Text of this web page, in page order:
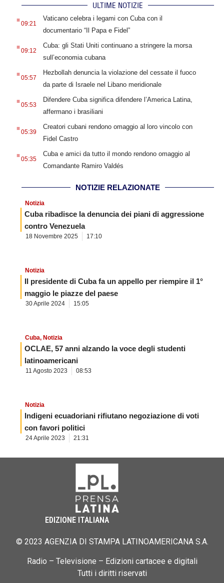
ULTIME NOTIZIE
.09:21
Vaticano celebra i legami con Cuba con il
documentario “Il Papa e Fidel”
.09:12
Cuba: gli Stati Uniti continuano a stringere la morsa
sull’economia cubana
.05:57
Hezbollah denuncia la violazione del cessate il fuoco
da parte di Israele nel Libano meridionale
.05:53
Difendere Cuba significa difendere l’America Latina,
affermano i brasiliani
.05:39
Creatori cubani rendono omaggio al loro vincolo con
Fidel Castro
.05:35
Cuba e amici da tutto il mondo rendono omaggio al
Comandante Ramiro Valdés
NOTIZIE RELAZIONATE
Notizia
Cuba ribadisce la denuncia dei piani di aggressione
contro Venezuela
18 Novembre 2025 17:10
Notizia
Il presidente di Cuba fa un appello per riempire il 1°
maggio le piazze del paese
30 Aprile 2024 15:05
Cuba, Notizia
OCLAE, 57 anni alzando la voce degli studenti
latinoamericani
11 Agosto 2023 08:53
Notizia
Indigeni ecuadoriani rifiutano negoziazione di voti
con favori politici
24 Aprile 2023 21:31
EDIZIONE ITALIANA
© 2023 AGENZIA DI STAMPA LATINOAMERICANA S.A.
Radio – Televisione – Edizioni cartacee e digitali
Tutti i diritti riservati